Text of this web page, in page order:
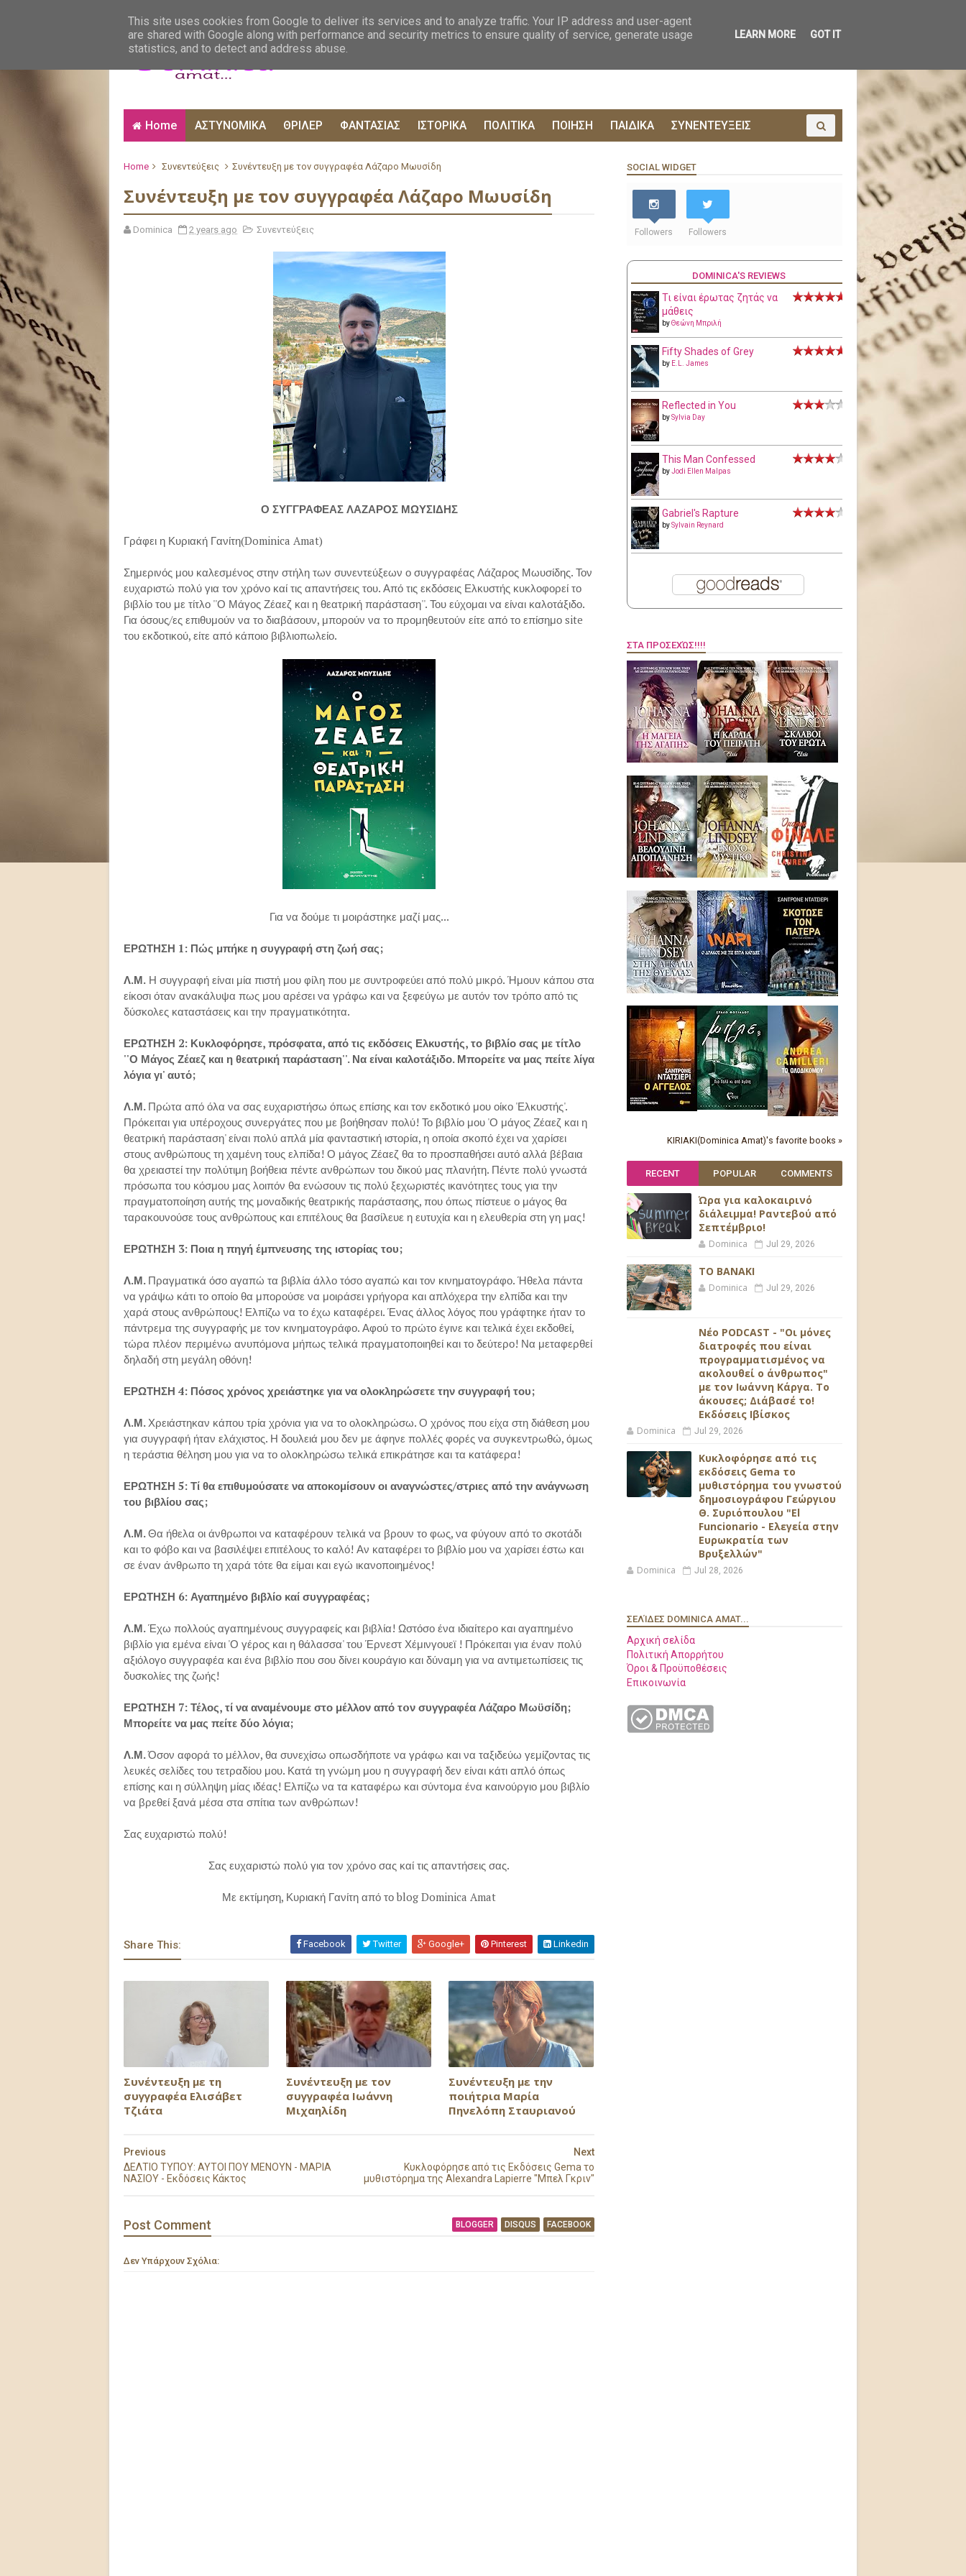
Home ΑΣΤΥΝΟΜΙΚΑ ΘΡΙΛΕΡ ΦΑΝΤΑΣΙΑΣ ΙΣΤΟΡΙΚΑ ΠΟΛΙΤΙΚΑ ΠΟΙΗΣΗ ΠΑΙΔΙΚΑ ΣΥΝΕΝΤΕΥΞΕΙΣ
Home Συνεντεύξεις Συνέντευξη με τον συγγραφέα Λάζαρο Μωυσίδη
Συνέντευξη με τον συγγραφέα Λάζαρο Μωυσίδη
Dominica 2 years ago Συνεντεύξεις
Ο ΣΥΓΓΡΑΦΕΑΣ ΛΑΖΑΡΟΣ ΜΩΥΣΙΔΗΣ
Γράφει η Κυριακή Γανίτη(Dominica Amat)
Σημερινός μου καλεσμένος στην στήλη των συνεντεύξεων ο συγγραφέας Λάζαρος Μωυσίδης. Τον
ευχαριστώ πολύ για τον χρόνο καί τις απαντήσεις του. Από τις εκδόσεις Ελκυστής κυκλοφορεί το
βιβλίο του με τίτλο ''Ο Μάγος Ζέαεζ και η θεατρική παράσταση''. Του εύχομαι να είναι καλοτάξιδο.
Για όσους/ες επιθυμούν να το διαβάσουν, μπορούν να το προμηθευτούν είτε από το επίσημο site
του εκδοτικού, είτε από κάποιο βιβλιοπωλείο.
Για να δούμε τι μοιράστηκε μαζί μας...
ΕΡΩΤΗΣΗ 1: Πώς μπήκε η συγγραφή στη ζωή σας;
Λ.Μ. Η συγγραφή είναι μία πιστή μου φίλη που με συντροφεύει από πολύ μικρό. Ήμουν κάπου στα
είκοσι όταν ανακάλυψα πως μου αρέσει να γράφω και να ξεφεύγω με αυτόν τον τρόπο από τις
δύσκολες καταστάσεις και την πραγματικότητα.
ΕΡΩΤΗΣΗ 2: Κυκλοφόρησε, πρόσφατα, από τις εκδόσεις Ελκυστής, το βιβλίο σας με τίτλο
''Ο Μάγος Ζέαεζ και η θεατρική παράσταση''. Να είναι καλοτάξιδο. Μπορείτε να μας πείτε λίγα
λόγια γι' αυτό;
Λ.Μ. Πρώτα από όλα να σας ευχαριστήσω όπως επίσης και τον εκδοτικό μου οίκο 'Ελκυστής'.
Πρόκειται για υπέροχους συνεργάτες που με βοήθησαν πολύ! Το βιβλίο μου 'Ο μάγος Ζέαεζ και η
θεατρική παράσταση' είναι πολύ απλά μία φανταστική ιστορία, η οποία σκοπό έχει να χαρίσει
στους ανθρώπους τη χαμένη τους ελπίδα! Ο μάγος Ζέαεζ θα το προσπαθήσει αυτό αλλά βέβαια
θα χρειαστεί την πολύτιμη βοήθεια πέντε ανθρώπων του δικού μας πλανήτη. Πέντε πολύ γνωστά
πρόσωπα του κόσμου μας λοιπόν θα ενώσουν τις πολύ ξεχωριστές ικανότητες τους για την
πραγματοποίηση αυτής της μοναδικής θεατρικής παράστασης, που όπως πίστευε ο μάγος θα
ταρακουνούσε τους ανθρώπους και επιτέλους θα βασίλευε η ευτυχία και η ελευθερία στη γη μας!
ΕΡΩΤΗΣΗ 3: Ποια η πηγή έμπνευσης της ιστορίας του;
Λ.Μ. Πραγματικά όσο αγαπώ τα βιβλία άλλο τόσο αγαπώ και τον κινηματογράφο. Ήθελα πάντα
να γράψω κάτι το οποίο θα μπορούσε να μοιράσει γρήγορα και απλόχερα την ελπίδα και την
χαρά στους ανθρώπους! Ελπίζω να το έχω καταφέρει. Ένας άλλος λόγος που γράφτηκε ήταν το
πάντρεμα της συγγραφής με τον κινηματογράφο. Αφού το πρώτο έγινε και τελικά έχει εκδοθεί,
τώρα πλέον περιμένω ανυπόμονα μήπως τελικά πραγματοποιηθεί και το δεύτερο! Να μεταφερθεί
δηλαδή στη μεγάλη οθόνη!
ΕΡΩΤΗΣΗ 4: Πόσος χρόνος χρειάστηκε για να ολοκληρώσετε την συγγραφή του;
Λ.Μ.Χρειάστηκαν κάπου τρία χρόνια για να το ολοκληρώσω. Ο χρόνος που είχα στη διάθεση μου
για συγγραφή ήταν ελάχιστος. Η δουλειά μου δεν με άφηνε πολλές φορές να συγκεντρωθώ, όμως
η τεράστια θέληση μου για να το ολοκληρώσω τελικά επικράτησε και τα κατάφερα!
ΕΡΩΤΗΣΗ 5: Τί θα επιθυμούσατε να αποκομίσουν οι αναγνώστες/στριες από την ανάγνωση
του βιβλίου σας;
Λ.Μ.Θα ήθελα οι άνθρωποι να καταφέρουν τελικά να βρουν το φως, να φύγουν από το σκοτάδι
και το φόβο και να βασιλέψει επιτέλους το καλό! Αν καταφέρει το βιβλίο μου να χαρίσει έστω και
σε έναν άνθρωπο τη χαρά τότε θα είμαι και εγώ ικανοποιημένος!
ΕΡΩΤΗΣΗ 6: Αγαπημένο βιβλίο καί συγγραφέας;
Λ.Μ.Έχω πολλούς αγαπημένους συγγραφείς και βιβλία! Ωστόσο ένα ιδιαίτερο και αγαπημένο
βιβλίο για εμένα είναι 'Ο γέρος και η θάλασσα' του Έρνεστ Χέμινγουεϊ ! Πρόκειται για έναν πολύ
αξιόλογο συγγραφέα και ένα βιβλίο που σου δίνει κουράγιο και δύναμη για να αντιμετωπίσεις τις
δυσκολίες της ζωής!
ΕΡΩΤΗΣΗ 7: Τέλος, τί να αναμένουμε στο μέλλον από τoν συγγραφέα Λάζαρο Μωϋσίδη;
Μπορείτε να μας πείτε δύο λόγια;
Λ.Μ.Όσον αφορά το μέλλον, θα συνεχίσω οπωσδήποτε να γράφω και να ταξιδεύω γεμίζοντας τις
λευκές σελίδες του τετραδίου μου. Κατά τη γνώμη μου η συγγραφή δεν είναι κάτι απλό όπως
επίσης και η σύλληψη μίας ιδέας! Ελπίζω να τα καταφέρω και σύντομα ένα καινούργιο μου βιβλίο
να βρεθεί ξανά μέσα στα σπίτια των ανθρώπων!
Σας ευχαριστώ πολύ!
Σας ευχαριστώ πολύ για τον χρόνο σας καί τις απαντήσεις σας.
Με εκτίμηση, Κυριακή Γανίτη από το blog Dominica Amat
Share This: Facebook Twitter Google+ Pinterest Linkedin
Συνέντευξη με τη
συγγραφέα Ελισάβετ
Τζιάτα
Συνέντευξη με τον
συγγραφέα Ιωάννη
Μιχαηλίδη
Συνέντευξη με την
ποιήτρια Μαρία
Πηνελόπη Σταυριανού
Next
Κυκλοφόρησε από τις Εκδόσεις Gema το
μυθιστόρημα της Alexandra Lapierre "Μπελ Γκριν"
Previous
ΔΕΛΤΙΟ ΤΥΠΟΥ: ΑΥΤΟΙ ΠΟΥ ΜΕΝΟΥΝ - ΜΑΡΙΑ
ΝΑΣΙΟΥ - Εκδόσεις Κάκτος
Post Comment BLOGGER DISQUS FACEBOOK
Δεν Υπάρχουν Σχόλια:
SOCIAL WIDGET
Followers Followers
DOMINICA'S REVIEWS
Τι είναι έρωτας ζητάς να
μάθεις
byΘεώνη Μπριλή
Fifty Shades of Grey
by E.L. James
Reflected in You
bySylvia Day
This Man Confessed
byJodi Ellen Malpas
Gabriel's Rapture
bySylvain Reynard
ΣΤΑ ΠΡΟΣΕΧΏΣ!!!!
KIRIAKI(Dominica Amat)'s favorite books »
RECENT POPULAR COMMENTS
Ώρα για καλοκαιρινό
διάλειμμα! Ραντεβού από
Σεπτέμβριο!
Dominica Jul 29, 2026
ΤΟ ΒΑΝΑΚΙ
Dominica Jul 29, 2026
Νέο PODCAST - "Οι μόνες
διατροφές που είναι
προγραμματισμένος να
ακολουθεί ο άνθρωπος"
με τον Ιωάννη Κάργα. Το
άκουσες; Διάβασέ το!
Εκδόσεις Ιβίσκος
Dominica Jul 29, 2026
Κυκλοφόρησε από τις
εκδόσεις Gema το
μυθιστόρημα του γνωστού
δημοσιογράφου Γεώργιου
Θ. Συριόπουλου "El
Funcionario - Ελεγεία στην
Ευρωκρατία των
Βρυξελλών"
Dominica Jul 28, 2026
ΣΕΛΊΔΕΣ DOMINICA AMAT...
Αρχική σελίδα
Πολιτική Απορρήτου
Όροι & Προϋποθέσεις
Επικοινωνία
This site uses cookies from Google to deliver its services and to analyze traffic. Your IP address and user-agent
are shared with Google along with performance and security metrics to ensure quality of service, generate usage
statistics, and to detect and address abuse.
LEARN MORE GOT IT